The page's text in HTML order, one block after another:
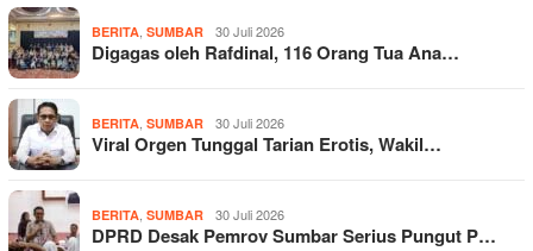
BERITA, SUMBAR 30 Juli 2026
Digagas oleh Rafdinal, 116 Orang Tua Ana…
BERITA, SUMBAR 30 Juli 2026
Viral Orgen Tunggal Tarian Erotis, Wakil…
BERITA, SUMBAR 30 Juli 2026
DPRD Desak Pemrov Sumbar Serius Pungut P…